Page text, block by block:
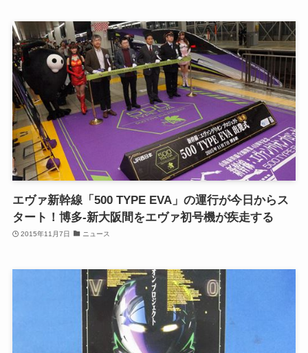
エヴァ新幹線「500 TYPE EVA」の運行が今日からス
タート！博多-新大阪間をエヴァ初号機が疾走する
2015年11月7日 ニュース